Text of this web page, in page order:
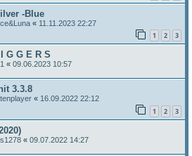
-Blue
« 11.11.2023 22:27
1 2 3
G G E R S
« 09.06.2023 10:57
3.3.8
« 16.09.2022 22:12
1 2 3
« 09.07.2022 14:27